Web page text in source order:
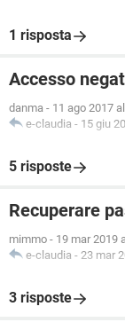
1 risposta
Accesso
danma - 11 ago 2017
e-claudia - 15 giu
5 risposte
Recuperare
mimmo - 19 mar 2019
e-claudia - 23 mar
3 risposte